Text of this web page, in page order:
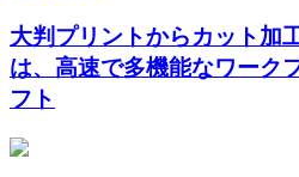
大判プリントからカット加
は、高速で多機能なワーク
フト